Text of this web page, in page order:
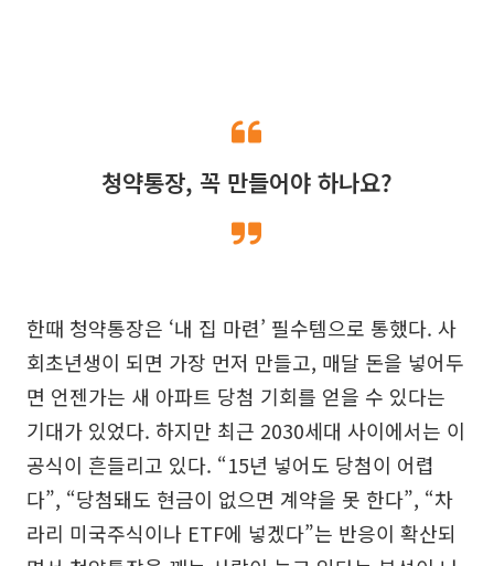
청약통장, 꼭 만들어야 하나요?
한때 청약통장은 ‘내 집 마련’ 필수템으로 통했다. 사
회초년생이 되면 가장 먼저 만들고, 매달 돈을 넣어두
면 언젠가는 새 아파트 당첨 기회를 얻을 수 있다는
기대가 있었다. 하지만 최근 2030세대 사이에서는 이
공식이 흔들리고 있다. “15년 넣어도 당첨이 어렵
다”, “당첨돼도 현금이 없으면 계약을 못 한다”, “차
라리 미국주식이나 ETF에 넣겠다”는 반응이 확산되